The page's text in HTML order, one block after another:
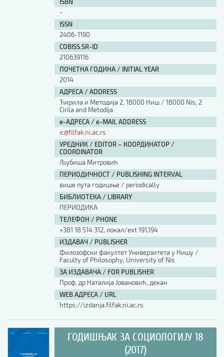
-
ISSN
2406-1190
COBISS.SR-ID
210639116
ПОЧЕТНА ГОДИНА / INITIAL YEAR
2014
АДРЕСА / ADDRESS
Ћирила и Методија 2, 18000 Ниш / 18000 Nis, 2
Cirila and Metodija
е-АДРЕСА / e-MAIL ADDRESS
ic@filfak.ni.ac.rs
УРЕДНИК / EDITOR – КООРДИНАТОР /
COORDINATOR
Љубиша Митровић
ПЕРИОДИЧНОСТ / PUBLISHING INTERVAL
више пута годишње / periodically
БИБЛИОТЕКА / LIBRARY
ПЕРИОДИКА
ТЕЛЕФОН / PHONE
+381 18 514 312, локал/ext 191,194
ИЗДАВАЧ / PUBLISHER
Филозофски факултет Универзитета у Нишу /
Faculty of Philosophy, University of Nis
ЗА ИЗДАВАЧА / FOR PUBLISHER
Проф. др Наталија Јовановић, декан
WEB АДРЕСА / URL
https://izdanja.filfak.ni.ac.rs
ГОДИШЊАК ЗА СОЦИОЛОГИЈУ 18
(2017)